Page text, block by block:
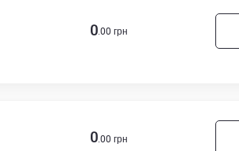
0.00 грн
0.00 грн